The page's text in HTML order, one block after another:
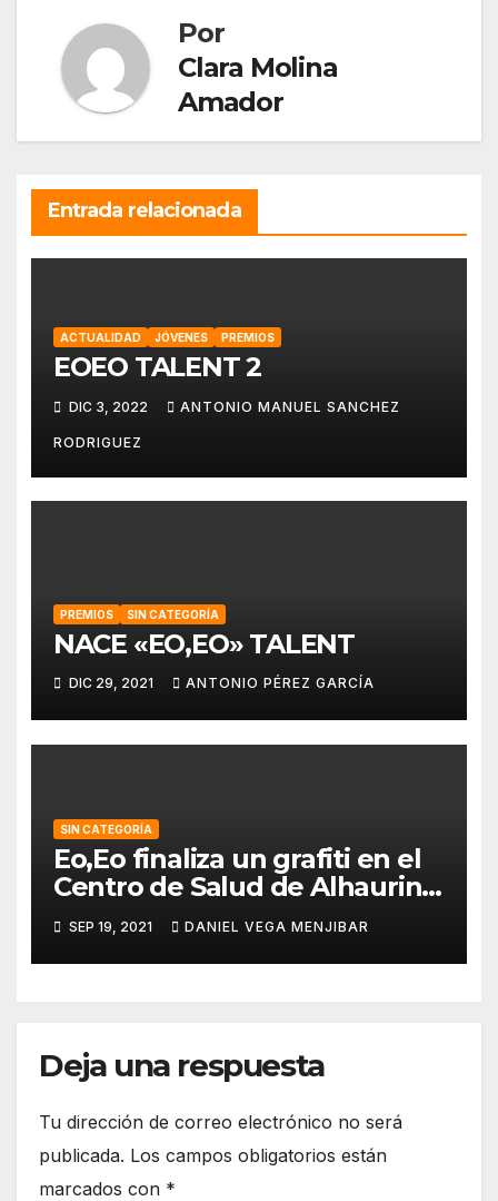
Por
Clara Molina
Amador
Entrada relacionada
ACTUALIDAD JÓVENES PREMIOS
EOEO TALENT 2
DIC 3, 2022 ANTONIO MANUEL SANCHEZ
RODRIGUEZ
PREMIOS SIN CATEGORÍA
NACE «EO,EO» TALENT
DIC 29, 2021 ANTONIO PÉREZ GARCÍA
SIN CATEGORÍA
Eo,Eo finaliza un grafiti en el
Centro de Salud de Alhaurin
de la Torre.
SEP 19, 2021 DANIEL VEGA MENJIBAR
Deja una respuesta
Tu dirección de correo electrónico no será
publicada. Los campos obligatorios están
marcados con *